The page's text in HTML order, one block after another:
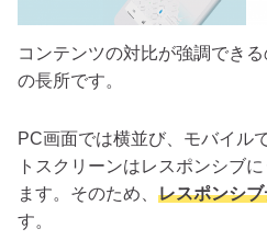
コンテンツの対比が強調でき
の長所です。
PC画面では横並び、モバイル
トスクリーンはレスポンシブ
ます。そのため、 レスポンシ
す。